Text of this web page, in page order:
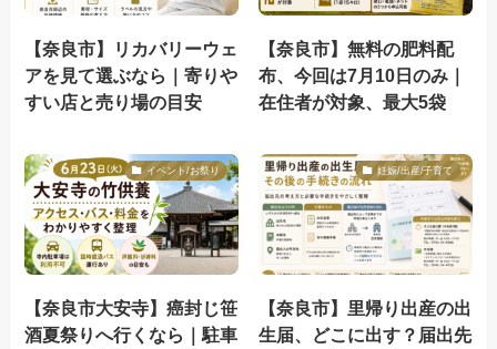
【奈良市】リカバリーウェ
アを見て選ぶなら｜寄りや
すい店と売り場の目安
【奈良市】無料の肥料配
布、今回は7月10日のみ｜
在住者が対象、最大5袋
イベント/お祭り
【奈良市大安寺】癌封じ笹
酒夏祭りへ行くなら｜駐車
妊娠/出産/子育て
【奈良市】里帰り出産の出
生届、どこに出す？届出先